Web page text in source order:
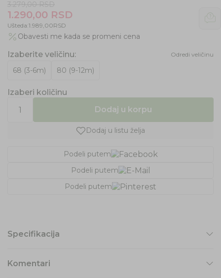
3.279,00 RSD
1.290,00 RSD
Ušteda:1.989,00RSD
Obavesti me kada se promeni cena
Izaberite veličinu: Odredi veličinu
68 (3-6m) 80 (9-12m)
Izaberi količinu
Dodaj u korpu
Dodaj u listu želja
Podeli putem
Podeli putem
Podeli putem
Specifikacija
Komentari